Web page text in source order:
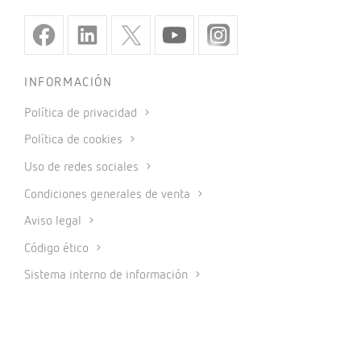
INFORMACIÓN
Política de privacidad
Política de cookies
Uso de redes sociales
Condiciones generales de venta
Aviso legal
Código ético
Sistema interno de información